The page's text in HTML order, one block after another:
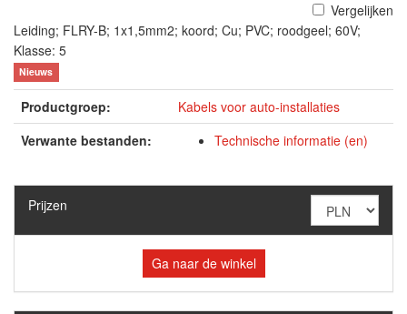
Vergelijken
Leiding; FLRY-B; 1x1,5mm2; koord; Cu; PVC; roodgeel; 60V;
Klasse: 5
Nieuws
Productgroep:
Kabels voor auto-installaties
Verwante bestanden:
Technische informatie (en)
Prijzen
Ga naar de winkel